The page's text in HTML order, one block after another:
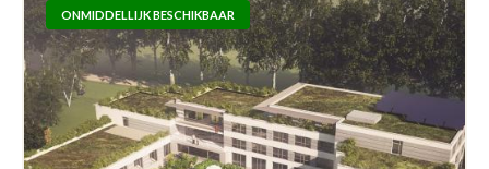
ONMIDDELLIJK BESCHIKBAAR